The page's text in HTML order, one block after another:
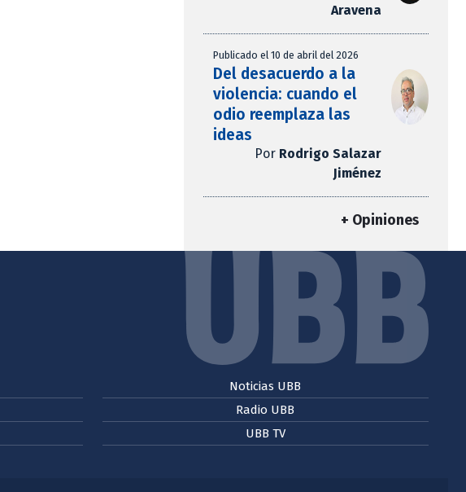
Aravena
Publicado el 10 de abril del 2026
Del desacuerdo a la
violencia: cuando el
odio reemplaza las
ideas
Por Rodrigo Salazar
Jiménez
+ Opiniones
Noticias UBB
Radio UBB
UBB TV